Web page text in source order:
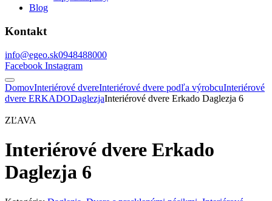
Blog
Kontakt
info@egeo.sk0948488000
Facebook Instagram
DomovInteriérové dvereInteriérové dvere podľa výrobcuInteriérové
dvere ERKADODaglezjaInteriérové dvere Erkado Daglezja 6
ZĽAVA
Interiérové dvere Erkado
Daglezja 6